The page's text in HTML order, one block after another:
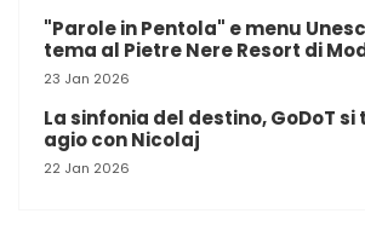
"Parole in Pentola" e menu
tema al Pietre Nere Resort di
23 Jan 2026
La sinfonia del destino, GoDoT si
agio con Nicolaj
22 Jan 2026